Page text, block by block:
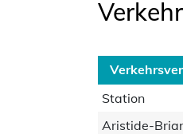
Station
Aristide-